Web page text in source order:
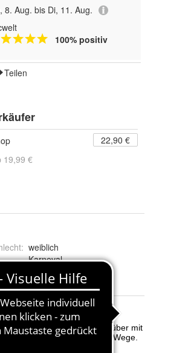
8. Aug. bis Di, 11. Aug.
100% positiv
Teilen
22,90 €
19,99 €
: weiblich
Karneval